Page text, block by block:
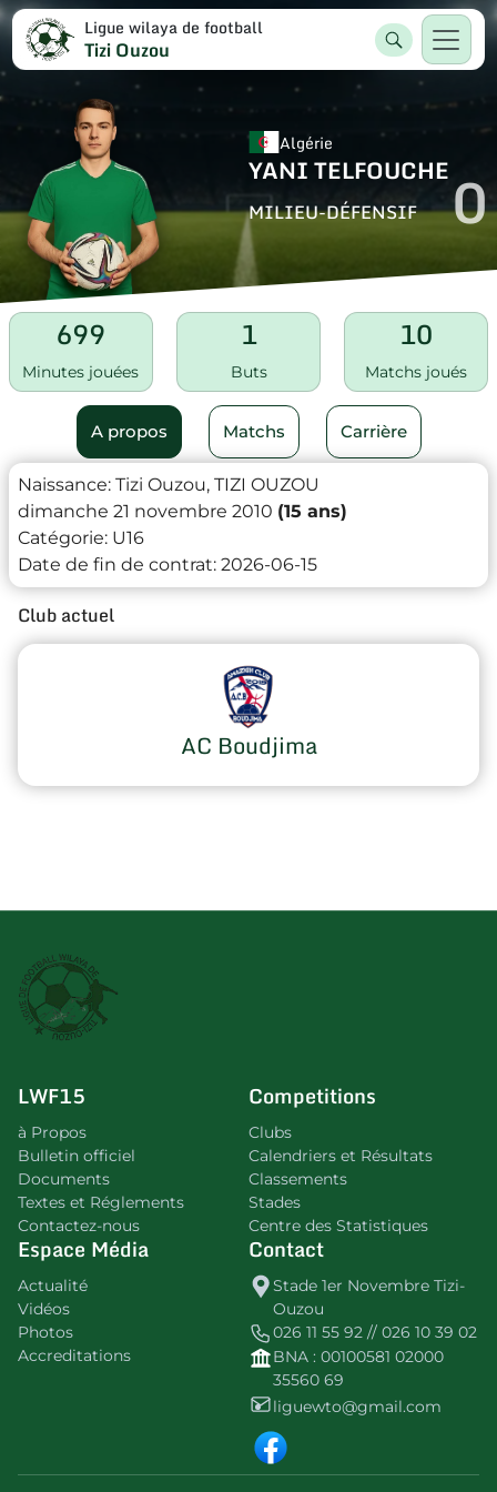
Ligue wilaya de football
Tizi Ouzou
Algérie
YANI TELFOUCHE
MILIEU-DÉFENSIF 0
699
Minutes jouées
1
Buts
10
Matchs joués
A propos Matchs Carrière
Naissance: Tizi Ouzou, TIZI OUZOU
dimanche 21 novembre 2010 (15 ans)
Catégorie: U16
Date de fin de contrat: 2026-06-15
Club actuel
AC Boudjima
LWF15
à Propos
Bulletin officiel
Documents
Textes et Réglements
Contactez-nous
Competitions
Clubs
Calendriers et Résultats
Classements
Stades
Centre des Statistiques
Espace Média
Actualité
Vidéos
Photos
Accreditations
Contact
Stade 1er Novembre Tizi-
Ouzou
026 11 55 92 // 026 10 39 02
BNA : 00100581 02000
35560 69
liguewto@gmail.com